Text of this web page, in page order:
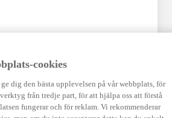
Automat
Visa mer
cookies
dig den bästa upplevelsen på vår webbplats, för
från tredje part, för att hjälpa oss att förstå
fungerar och för reklam. Vi rekommenderar